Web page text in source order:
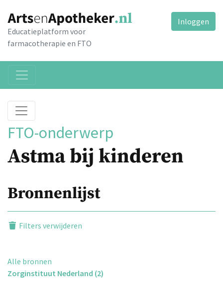
Educatieplatform voor
farmacotherapie en FTO
Inloggen
FTO-onderwerp
Astma bij kinderen
Bronnenlijst
Filters verwijderen
Alle bronnen
Zorginstituut Nederland (2)